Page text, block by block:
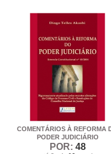
COMENTÁRIOS À REFORMA
PODER JUDICIÁRIO
POR: 48